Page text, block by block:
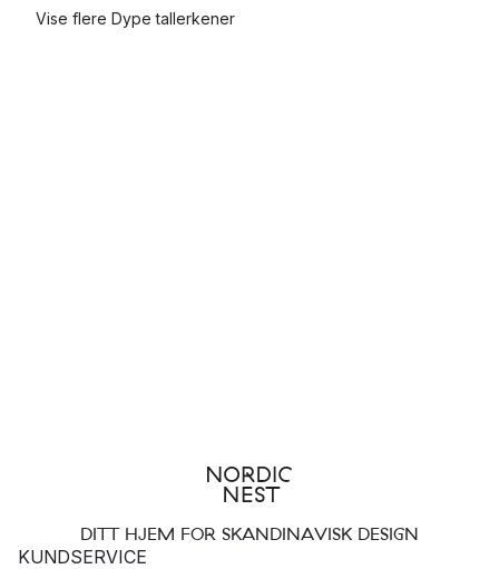
Vise flere Dype tallerkener
DITT HJEM FOR SKANDINAVISK DESIGN
KUNDSERVICE